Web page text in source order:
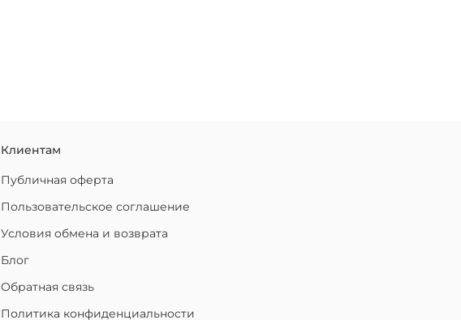
Клиентам
Публичная оферта
Пользовательское соглашение
Условия обмена и возврата
Блог
Обратная связь
Политика конфиденциальности